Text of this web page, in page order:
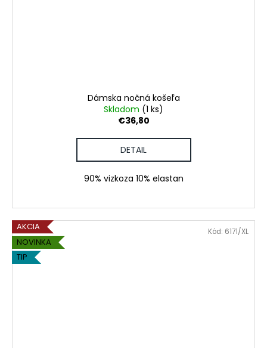
Dámska nočná košeľa
Skladom (1 ks)
€36,80
DETAIL
90% vizkoza 10% elastan
AKCIA
NOVINKA
TIP
Kód: 6171/XL